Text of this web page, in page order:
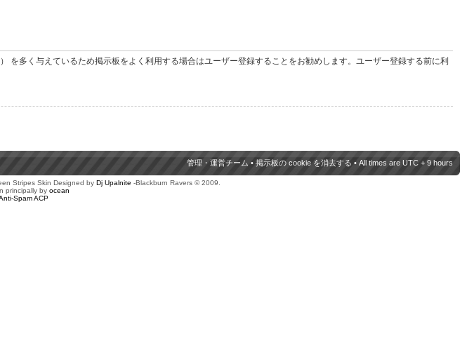
多く与えているため掲示板をよく利用する場合はユーザー登録することをお勧めします。ユーザー登録する前に利
管理・運営チーム • 掲示板の cookie を消去する • All times are UTC + 9 hours
Stripes Skin Designed by Dj Upalnite -Blackburn Ravers © 2009.
principally by ocean
Spam ACP